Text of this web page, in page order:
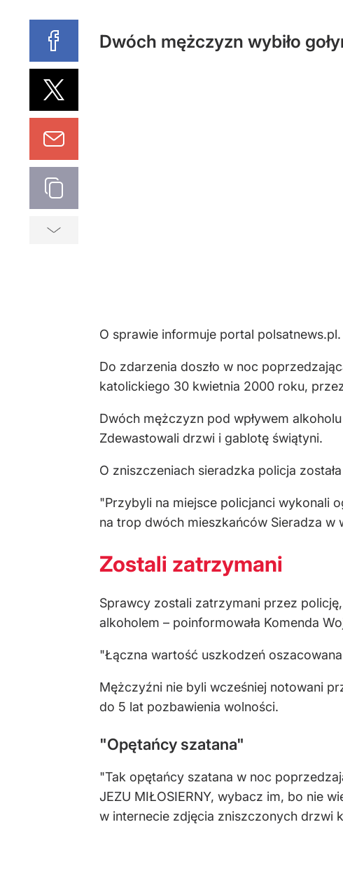
Dwóch mężczyzn wybiło
O sprawie informuje portal polsatnews.pl.
Do zdarzenia doszło w noc
katolickiego 30 kwietnia 2000 roku,
Dwóch mężczyzn pod wpływem
Zdewastowali drzwi i gablotę świątyni.
O zniszczeniach sieradzka policja
"Przybyli na miejsce policjanci wykonali
na trop dwóch mieszkańców Sieradza w
Zostali zatrzymani
Sprawcy zostali zatrzymani przez
alkoholem – poinformowała Komenda
"Łączna wartość uszkodzeń oszacowana
Mężczyźni nie byli wcześniej notowani
do 5 lat pozbawienia wolności.
"Opętańcy szatana"
"Tak opętańcy szatana w noc
JEZU MIŁOSIERNY, wybacz im, bo nie
w internecie zdjęcia zniszczonych drzwi